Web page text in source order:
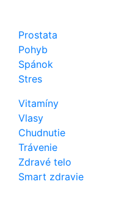
Prostata
Pohyb
Spánok
Stres
Vitamíny
Vlasy
Chudnutie
Trávenie
Zdravé telo
Smart zdravie